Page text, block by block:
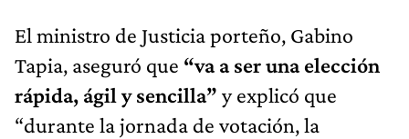
El ministro de Justicia porteño, Gabino
Tapia, aseguró que “va a ser una elección
rápida, ágil y sencilla” y explicó que
“durante la jornada de votación, la